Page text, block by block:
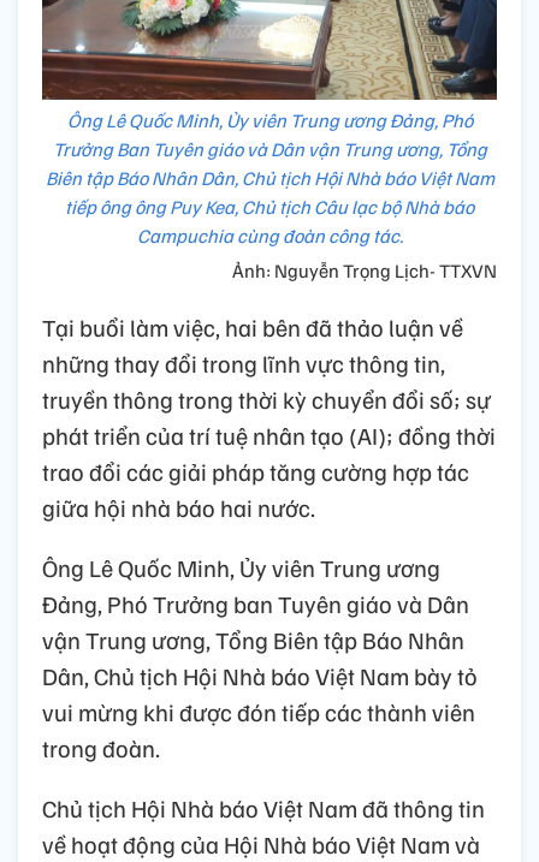
Ông Lê Quốc Minh, Ủy viên Trung ương Đảng, Phó
Trưởng Ban Tuyên giáo và Dân vận Trung ương, Tổng
Biên tập Báo Nhân Dân, Chủ tịch Hội Nhà báo Việt Nam
tiếp ông ông Puy Kea, Chủ tịch Câu lạc bộ Nhà báo
Campuchia cùng đoàn công tác.
Ảnh: Nguyễn Trọng Lịch- TTXVN
Tại buổi làm việc, hai bên đã thảo luận về
những thay đổi trong lĩnh vực thông tin,
truyền thông trong thời kỳ chuyển đổi số; sự
phát triển của trí tuệ nhân tạo (AI); đồng thời
trao đổi các giải pháp tăng cường hợp tác
giữa hội nhà báo hai nước.
Ông Lê Quốc Minh, Ủy viên Trung ương
Đảng, Phó Trưởng ban Tuyên giáo và Dân
vận Trung ương, Tổng Biên tập Báo Nhân
Dân, Chủ tịch Hội Nhà báo Việt Nam bày tỏ
vui mừng khi được đón tiếp các thành viên
trong đoàn.
Chủ tịch Hội Nhà báo Việt Nam đã thông tin
về hoạt động của Hội Nhà báo Việt Nam và